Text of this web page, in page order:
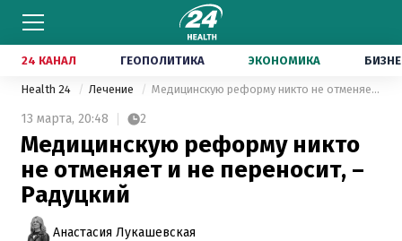
24 КАНАЛ ГЕОПОЛИТИКА ЭКОНОМИКА
Health 24 Лечение Медицинскую реформу никто не отменяет и не переносит, – Радуцкий
13 марта, 20:48 2
Медицинскую реформу никто
не отменяет и не переносит, –
Радуцкий
Анастасия Лукашевская